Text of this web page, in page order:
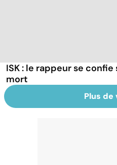
ISK : le rappeur se
mort
Plus de